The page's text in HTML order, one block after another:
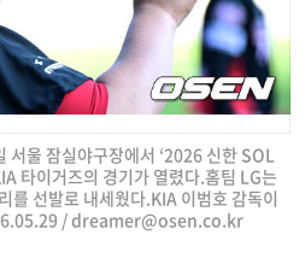
울 잠실야구장에서 ‘2026 신한 SOL
타이거즈의 경기가 열렸다.홈팀 LG는
를 선발로 내세웠다.KIA 이범호 감독이
/dreamer@osen.co.kr